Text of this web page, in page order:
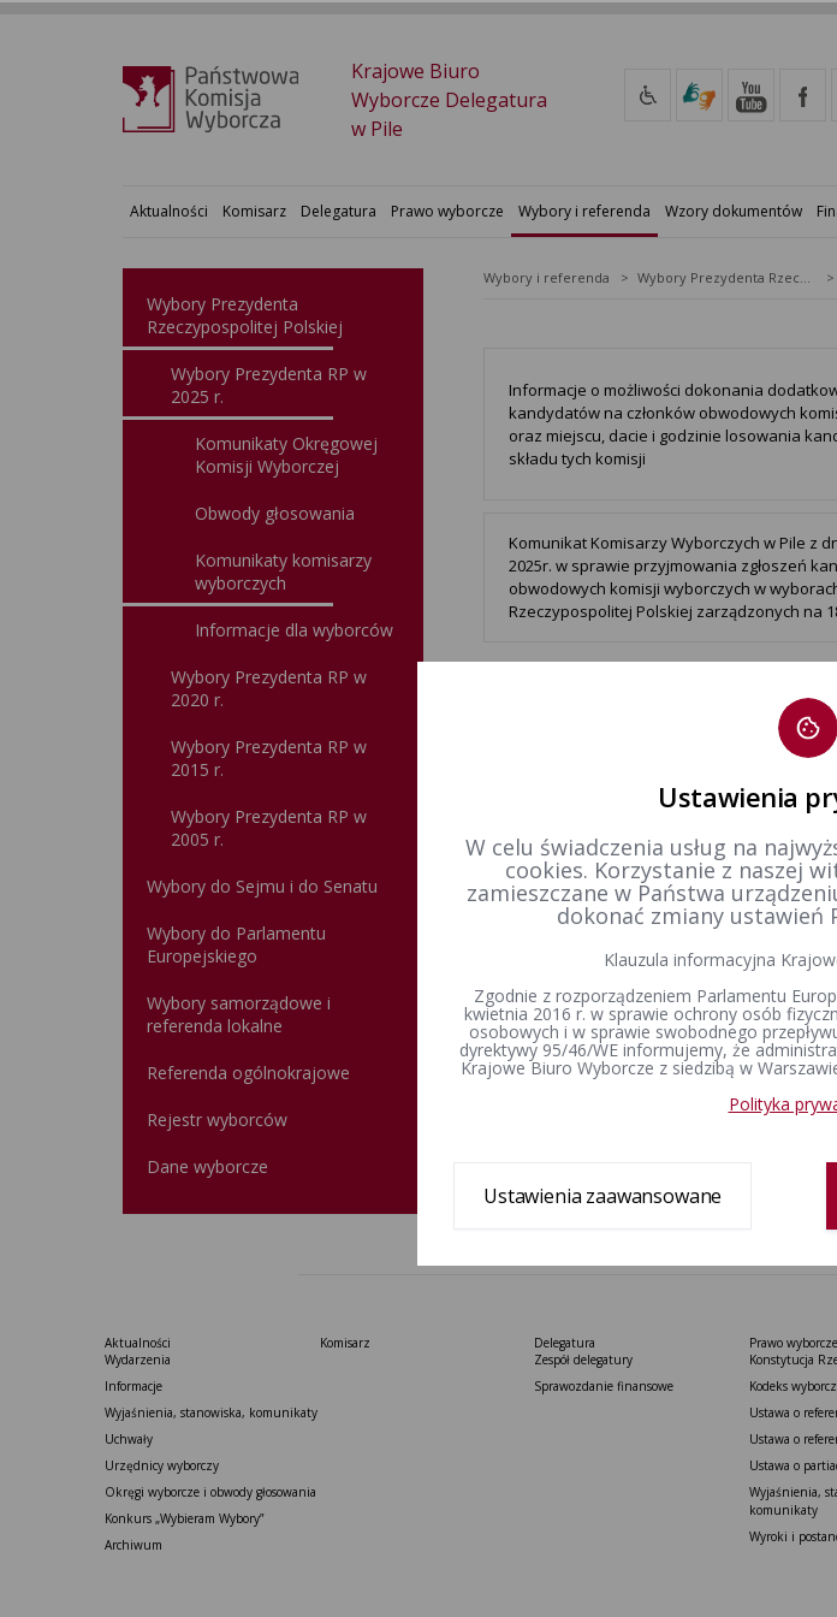
Krajowe Biuro
Wyborcze Delegatura
w Pile
Aktualności Komisarz Delegatura Prawo wyborcze Wybory i referenda Wzory dokumentów
Wybory Prezydenta
Rzeczypospolitej Polskiej
Wybory Prezydenta RP w
2025 r.
Komunikaty Okręgowej
Komisji Wyborczej
Obwody głosowania
Komunikaty komisarzy
wyborczych
Informacje dla wyborców
Wybory Prezydenta RP w
2020 r.
Wybory Prezydenta RP w
2015 r.
Wybory Prezydenta RP w
2005 r.
Wybory do Sejmu i do Senatu
Wybory do Parlamentu
Europejskiego
Wybory samorządowe i
referenda lokalne
Referenda ogólnokrajowe
Rejestr wyborców
Dane wyborcze
Wybory i referenda Wybory Prezydenta Rzeczypospolitej Polskiej
Informacje o możliwości dokonania
kandydatów na członków obwodowych
oraz miejscu, dacie i godzinie losowania
składu tych komisji
Komunikat Komisarzy Wyborczych w Pile z
2025r. w sprawie przyjmowania zgłoszeń
obwodowych komisji wyborczych w
Rzeczypospolitej Polskiej zarządzonych na
Aktualności
Wydarzenia
Informacje
Wyjaśnienia, stanowiska, komunikaty
Uchwały
Urzędnicy wyborczy
Okręgi wyborcze i obwody głosowania
Konkurs „Wybieram Wybory”
Archiwum
Komisarz
Delegatura
Zespół delegatury
Sprawozdanie finansowe
Prawo wyborcze
Konstytucja
Kodeks
Ustawa o
Ustawa o
Ustawa o
Wyjaśnienia,
komunikaty
Wyroki i
Ustawienia
W celu świadczenia usług na
cookies. Korzystanie z naszej
zamieszczane w Państwa
dokonać zmiany ustawień
Klauzula informacyjna
Zgodnie z rozporządzeniem Parlamentu
kwietnia 2016 r. w sprawie ochrony osób
osobowych i w sprawie swobodnego
dyrektywy 95/46/WE informujemy, że
Krajowe Biuro Wyborcze z siedzibą w
Polityka
Ustawienia zaawansowane